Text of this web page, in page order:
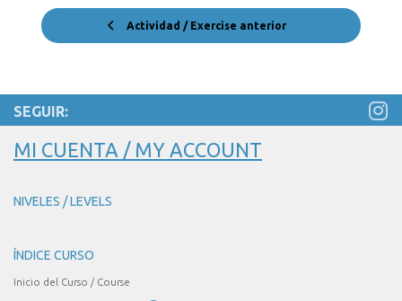
Actividad / Exercise anterior
SEGUIR:
MI CUENTA / MY ACCOUNT
NIVELES / LEVELS
ÍNDICE CURSO
Inicio del Curso / Course